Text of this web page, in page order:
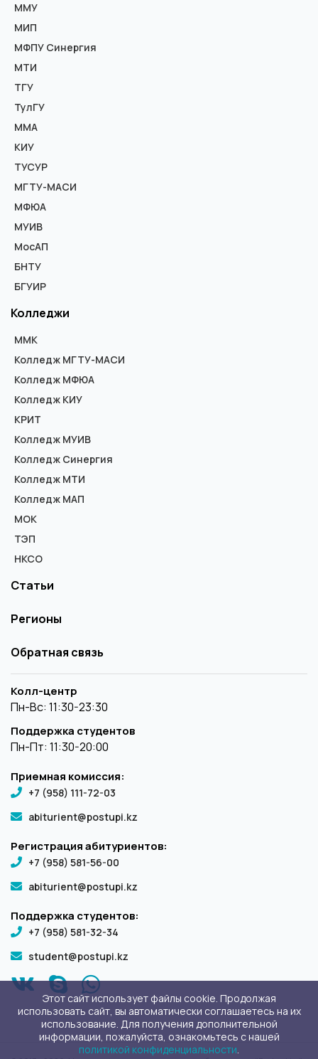
ММУ
МИП
МФПУ Синергия
МТИ
ТГУ
ТулГУ
ММА
КИУ
ТУСУР
МГТУ-МАСИ
МФЮА
МУИВ
МосАП
БНТУ
БГУИР
Колледжи
ММК
Колледж МГТУ-МАСИ
Колледж МФЮА
Колледж КИУ
КРИТ
Колледж МУИВ
Колледж Синергия
Колледж МТИ
Колледж МАП
МОК
ТЭП
НКСО
Статьи
Регионы
Обратная связь
Колл-центр
Пн-Вс: 11:30-23:30
Поддержка студентов
Пн-Пт: 11:30-20:00
Приемная комиссия:
+7 (958) 111-72-03
abiturient@postupi.kz
Регистрация абитуриентов:
+7 (958) 581-56-00
abiturient@postupi.kz
Поддержка студентов:
+7 (958) 581-32-34
student@postupi.kz
Этот сайт использует файлы cookie. Продолжая
использовать сайт, вы автоматически соглашаетесь на их
использование. Для получения дополнительной
информации, пожалуйста, ознакомьтесь с нашей
политикой конфиденциальности.